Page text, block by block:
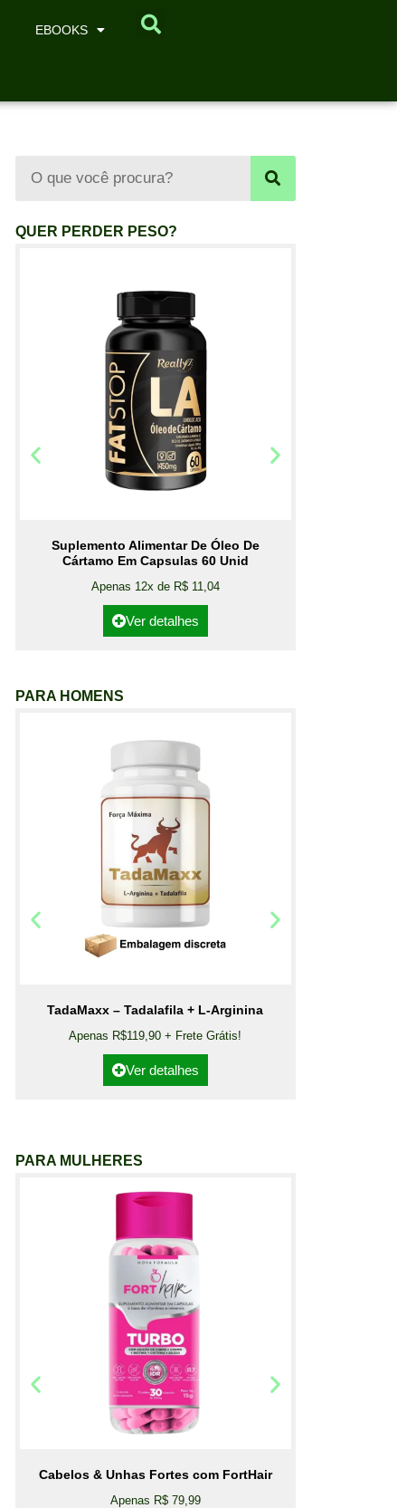
EBOOKS
QUER PERDER PESO?
Suplemento Alimentar De Óleo De
Cártamo Em Capsulas 60 Unid
Apenas 12x de R$ 11,04
Ver detalhes
PARA HOMENS
TadaMaxx – Tadalafila + L-Arginina
Apenas R$119,90 + Frete Grátis!
Ver detalhes
PARA MULHERES
Cabelos & Unhas Fortes com FortHair
Apenas R$ 79,99